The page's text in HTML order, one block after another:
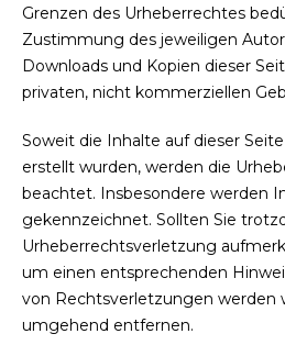
Grenzen des Urheberrechtes
Zustimmung des jeweiligen
Downloads und Kopien dieser
privaten, nicht kommerziellen
Soweit die Inhalte auf dieser
erstellt wurden, werden die
beachtet. Insbesondere werden
gekennzeichnet. Sollten Sie
Urheberrechtsverletzung
um einen entsprechenden
von Rechtsverletzungen werden
umgehend entfernen.